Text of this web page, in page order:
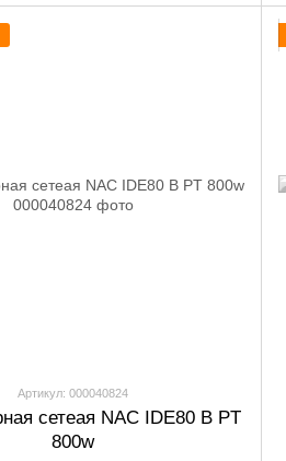
Артикул: 000040824
сетеая NAC IDE80 B PT
800w